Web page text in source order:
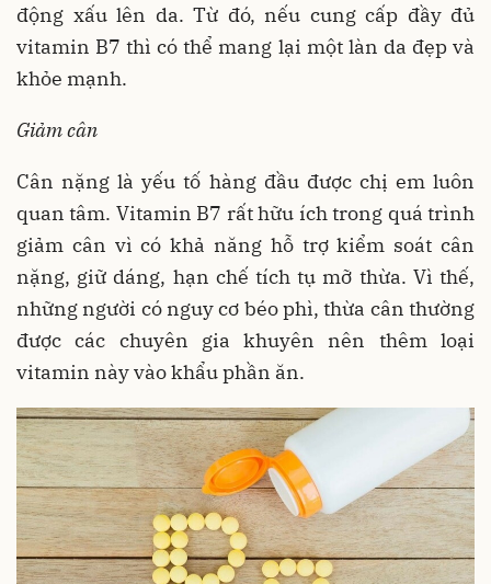
động xấu lên da. Từ đó, nếu cung cấp đầy đủ
vitamin B7 thì có thể mang lại một làn da đẹp và
khỏe mạnh.
Giảm cân
Cân nặng là yếu tố hàng đầu được chị em luôn
quan tâm. Vitamin B7 rất hữu ích trong quá trình
giảm cân vì có khả năng hỗ trợ kiểm soát cân
nặng, giữ dáng, hạn chế tích tụ mỡ thừa. Vì thế,
những người có nguy cơ béo phì, thừa cân thường
được các chuyên gia khuyên nên thêm loại
vitamin này vào khẩu phần ăn.